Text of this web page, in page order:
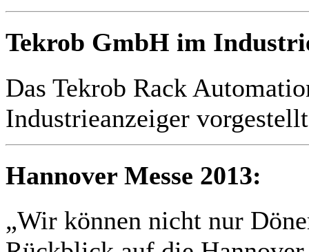
Tekrob GmbH im
Das Tekrob Rack
Industrieanzeiger
Hannover Messe 2013:
„Wir können nicht nur